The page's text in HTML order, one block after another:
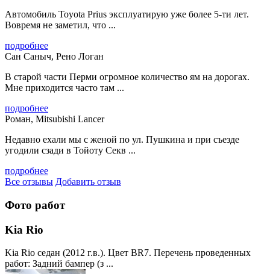
Автомобиль Toyota Prius эксплуатирую уже более 5-ти лет.
Вовремя не заметил, что ...
подробнее
Сан Саныч, Рено Логан
В старой части Перми огромное количество ям на дорогах.
Мне приходится часто там ...
подробнее
Роман, Mitsubishi Lancer
Недавно ехали мы с женой по ул. Пушкина и при съезде
угодили сзади в Тойоту Секв ...
подробнее
Все отзывы Добавить отзыв
Фото работ
Kia Rio
Kia Rio седан (2012 г.в.). Цвет BR7. Перечень проведенных
работ: Задний бампер (з ...